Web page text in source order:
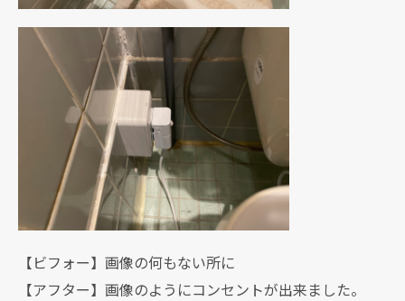
【ビフォー】画像の何もない所に
【アフター】画像のようにコンセントが出来ました。